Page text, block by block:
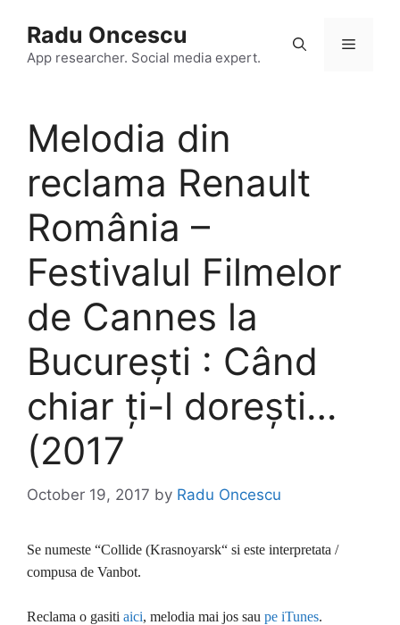
content
Radu Oncescu
App researcher. Social media expert.
Menu
Melodia din
reclama Renault
România –
Festivalul Filmelor
de Cannes la
București : Când
chiar ți-l dorești…
(2017
October 19, 2017 by Radu Oncescu
Se numeste “Collide (Krasnoyarsk“ si este interpretata /
compusa de Vanbot.
Reclama o gasiti aici, melodia mai jos sau pe iTunes.